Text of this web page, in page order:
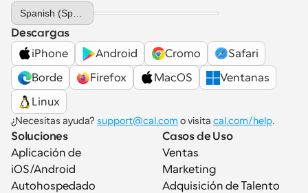
Select Language
Descargas
iPhone
Android Cromo
Safari
Borde
Firefox MacOS
Ventanas
Linux
¿Necesitas ayuda? support@cal.com o visita cal.com/help.
Soluciones
Aplicación de
iOS/Android
Autohospedado
Casos de Uso
Ventas
Marketing
Adquisición de Talento